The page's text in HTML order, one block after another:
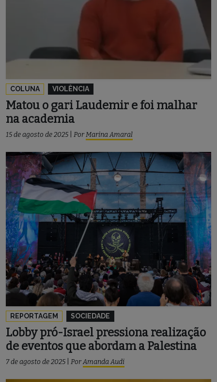
COLUNA VIOLÊNCIA
Matou o gari Laudemir e foi malhar
na academia
15 de agosto de 2025 PorMarina Amaral
REPORTAGEM SOCIEDADE
Lobby pró-Israel pressiona realização
de eventos que abordam a Palestina
7 de agosto de 2025 PorAmanda Audi